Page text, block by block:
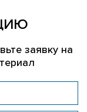
заявку на